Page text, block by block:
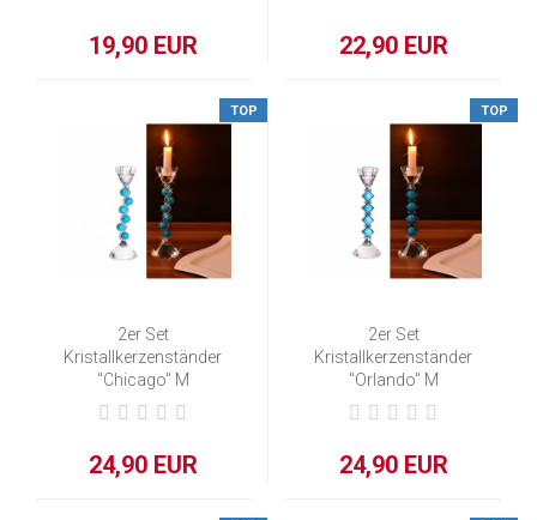
19,90 EUR 22,90 EUR
TOP
2er Set
Kristallkerzenständer
"Chicago" M
24,90 EUR
TOP
2er Set
Kristallkerzenständer
"Orlando" M
24,90 EUR